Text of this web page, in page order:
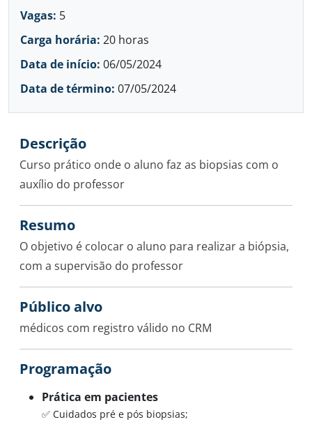
Vagas: 5
Carga horária: 20 horas
Data de início: 06/05/2024
Data de término: 07/05/2024
Descrição
Curso prático onde o aluno faz as biopsias com o
auxílio do professor
Resumo
O objetivo é colocar o aluno para realizar a biópsia,
com a supervisão do professor
Público alvo
médicos com registro válido no CRM
Programação
Prática em pacientes
✅ Cuidados pré e pós biopsias;